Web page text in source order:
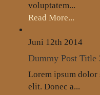
voluptatem...
Read More...
Juni 12th 2014
Dummy Post Title
Lorem ipsum dolor
elit. Donec a...